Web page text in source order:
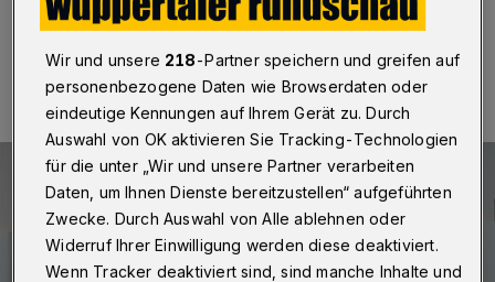
Wir und unsere 218-Partner speichern und greifen auf
personenbezogene Daten wie Browserdaten oder
eindeutige Kennungen auf Ihrem Gerät zu. Durch
Auswahl von OK aktivieren Sie Tracking-Technologien
für die unter „Wir und unsere Partner verarbeiten
Daten, um Ihnen Dienste bereitzustellen“ aufgeführten
Zwecke. Durch Auswahl von Alle ablehnen oder
Widerruf Ihrer Einwilligung werden diese deaktiviert.
Wenn Tracker deaktiviert sind, sind manche Inhalte und